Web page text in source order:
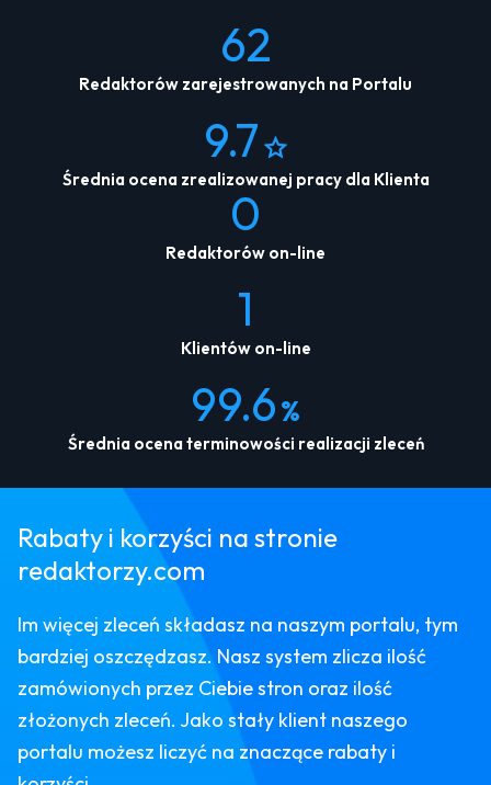
62
Redaktorów zarejestrowanych na Portalu
9.7
Średnia ocena zrealizowanej pracy dla Klienta
0
Redaktorów on-line
1
Klientów on-line
99.6%
Średnia ocena terminowości realizacji zleceń
Rabaty i korzyści na stronie
redaktorzy.com
Im więcej zleceń składasz na naszym portalu, tym
bardziej oszczędzasz. Nasz system zlicza ilość
zamówionych przez Ciebie stron oraz ilość
złożonych zleceń. Jako stały klient naszego
portalu możesz liczyć na znaczące rabaty i